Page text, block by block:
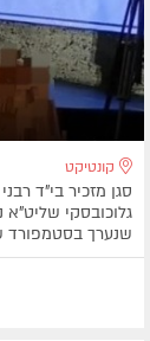
קונטיקט
סגן מזכיר בי"ד
גלוכובסקי
שנערך בסטמפורד